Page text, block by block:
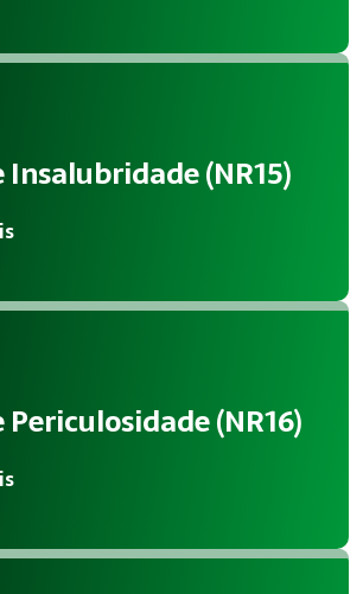
Insalubridade (NR15)
Periculosidade (NR16)